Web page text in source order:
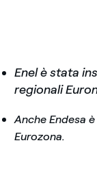
Enel è stata
regionali
Anche Endesa
Eurozona.